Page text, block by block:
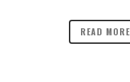
READ MORE